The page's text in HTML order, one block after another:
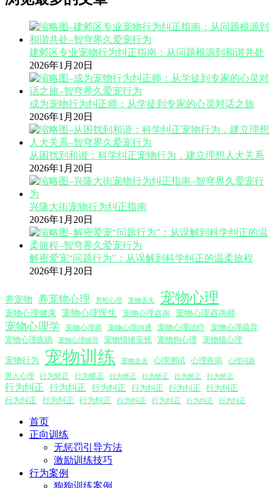
建邺区专业宠物行为纠正指南：从问题根源到和谐共处
2026年1月20日
成为宠物行为纠正师：从学徒到专家的心灵对话之旅
2026年1月20日
从困扰到和谐：科学纠正宠物行为，建立理想人犬关系
2026年1月20日
兴隆大街宠物行为纠正指南
2026年1月20日
解密爱宠“问题行为”：从误解到科学纠正的温柔旅程
2026年1月20日
养宠物 养宠物心理 养蛇心理 宠物丢失 宠物心理
宠物心理健康 宠物心理医生 宠物心理咨询 宠物心理咨询师
宠物心理学 宠物心理师 宠物心理沟通 宠物心理治疗
宠物心理疏导
宠物心理疾病
宠物心理辅导 宠物情绪安抚 宠物狗心理 宠物猫心理
宠物行为 宠物训练 宠物走丢 心理测试 心理疾病 心理问题
男人心理 行为矫正 行为矫正 行为矫正 行为矫正 行为矫正 行为矫正
行为纠正 行为纠正 行为纠正 行为纠正 行为纠正
行为纠正
行为纠正
行为纠正 行为纠正 行为纠正 行为纠正 行为纠正 行为纠正
首页
正向训练
无惩罚引导方法
激励训练技巧
行为案例
狗狗训练案例